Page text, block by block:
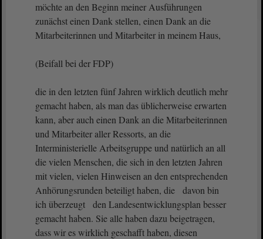
möchte an den Beginn meiner Ausführungen
zunächst einen Dank stellen, einen Dank an die
Mitarbeiterinnen und Mitarbeiter in meinem Haus,
(Beifall bei der FDP)
die in den letzten fünf Jahren wirklich deutlich mehr
gemacht haben, als man das üblicherweise erwarten
kann, aber auch einen Dank an die Mitarbeiterinnen
und Mitarbeiter aller Ressorts, an die
Interministerielle Arbeitsgruppe und natürlich an all
die vielen Menschen, die sich in den letzten Jahren
mit vielen, vielen Hinweisen an den entsprechenden
Anhörungsrunden beteiligt haben, die davon bin
ich überzeugt den Landesentwicklungsplan besser
gemacht haben. Sie alle haben dazu beigetragen,
dass wir es wirklich geschafft haben, diesen